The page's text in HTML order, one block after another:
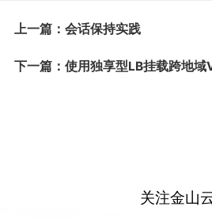
上一篇：会话保持实践
下一篇：使用独享型LB挂载跨地域
关注金山